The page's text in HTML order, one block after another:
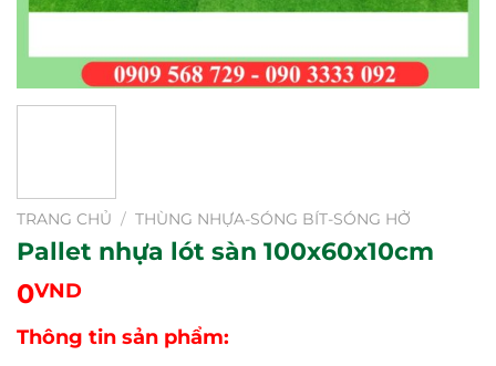
TRANG CHỦ / THÙNG NHỰA-SÓNG BÍT-SÓNG HỞ
Pallet nhựa lót sàn 100x60x10cm
0VND
Thông tin sản phẩm: